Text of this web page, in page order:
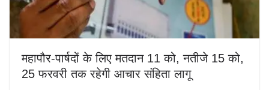
महापौर-पार्षदों के लिए मतदान 11 को, नतीजे 15 को,
25 फरवरी तक रहेगी आचार संहिता लागू